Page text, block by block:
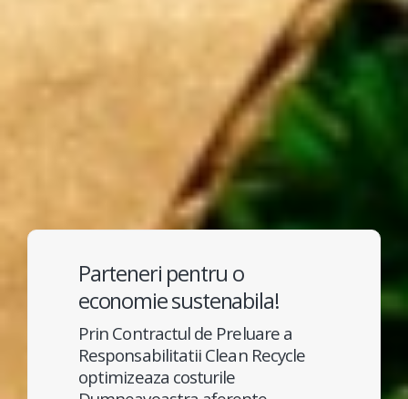
Parteneri pentru o
economie sustenabila!
Prin Contractul de Preluare a
Responsabilitatii Clean Recycle
optimizeaza costurile